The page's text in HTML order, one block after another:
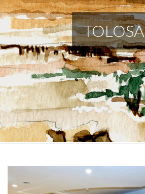
TOLOSA